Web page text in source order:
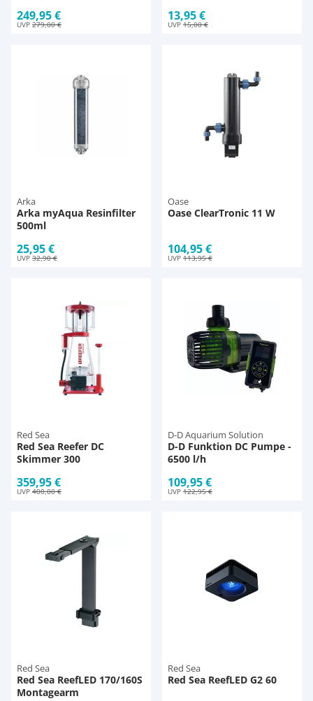
249,95 €
UVP 279,00 €
13,95 €
UVP 15,00 €
Arka
Arka myAqua Resinfilter
500ml
25,95 €
UVP 32,90 €
Oase
Oase ClearTronic 11 W
104,95 €
UVP 113,95 €
Red Sea
Red Sea Reefer DC
Skimmer 300
359,95 €
UVP 400,00 €
D-D Aquarium Solution
D-D Funktion DC Pumpe -
6500 l/h
109,95 €
UVP 122,95 €
Red Sea
Red Sea ReefLED 170/160S
Montagearm
Red Sea
Red Sea ReefLED G2 60